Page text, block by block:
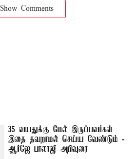
Show Comments
35 வயதுக்கு மேல் இருப்பவர்கள்
இதை தவறாமல் செய்ய வேண்டும் -
ஆர்ஜே பாலாஜி அறிவுரை